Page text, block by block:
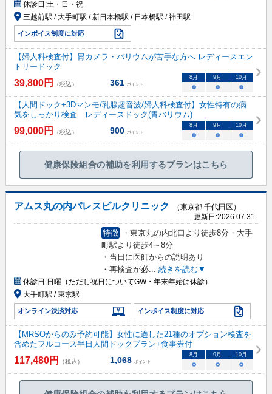
休診日:土・日・祝
三越前駅 / 大手町駅 / 新日本橋駅 / 日本橋駅 / 神田駅
インボイス制度に対応
【婦人科検査付】胃カメラ・バリウムが苦手な方へ レディースエン
トリードック
39,800円 （税込） 361 ポイント
8月 9月 10月
○ ○ ○
【人間ドック+3Dマンモ/乳腺超音波/婦人科検査付】女性特有の病
気をしっかり検査 レディースドック(胃バリウム)
99,000円 （税込） 900 ポイント
8月 9月 10月
○ ○ ○
健康保険組合の補助を利用するプランはこちら
アムス丸の内パレスビルクリニック
（東京都 千代田区）
更新日:2026.07.31
特徴
・東京丸の内北口より徒歩8分・大手
町駅より徒歩4～8分
・当日に医師からの説明あり
・再検査が必... 続きを読む▼
休診日:日曜（ただし祝日についてGW・年末年始は休診）
大手町駅 / 東京駅
オンライン決済対応 インボイス制度に対応
【MRSOからのみ予約可能】女性に適した21種のオプション検査を
含めたフルコース半日人間ドックプラン+食事券付
117,480円 （税込） 1,068 ポイント
8月 9月 10月
○ ○ ○